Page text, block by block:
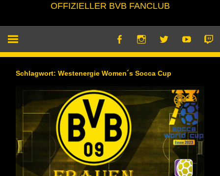
OFFIZIELLER BVB FANCLUB
Schlagwort: Westenergie Women´s Socca Cup